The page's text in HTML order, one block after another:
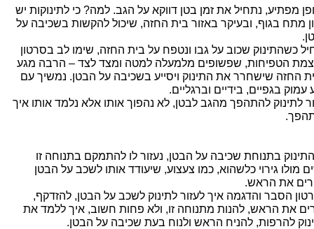
מפתיע, נתחיל את זמן בטן דווקא על הגב. למה? כי לתינוקות יש
מתח בגוף, ובעיקר באזור בית החזה, שיכול להקשות בשכיבה על
כשהתינוק שכוב על גבו ונטפח על בית החזה, שימו לב בסרטון
הטפיחות, שפשופים מלמעלה למטה ומצד לצד – הרבה מגע
החזה שישחרר את התינוק ויסייע בשכיבה על הבטן. נמשיך עם
עמוק בגפיים, בידיים וברגליים.
לתינוק להתהפך מהגב לבטן, לא נהפוך אותו אלא נלמד אותו איך
בתנוחת שכיבה על הבטן, נעזור לו להתמקם בתנוחה זו
מולו גירוי כלשהוא, כמו צעצוע, שיעודד אותו לשכב על הבטן
את הראש.
הסבר והדגמה איך לעזור לתינוק לשכב על הבטן, להזדקף,
את הראש, להנות מתנוחה זו, ולא פחות חשוב, איך ללמד את
להרפות, להניח הראש ולנוח בעת שכיבה על הבטן.